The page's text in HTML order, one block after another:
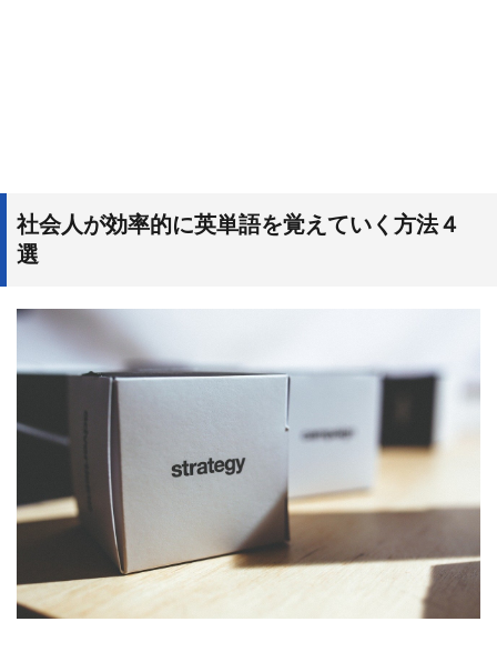
社会人が効率的に英単語を覚えていく方法４
選